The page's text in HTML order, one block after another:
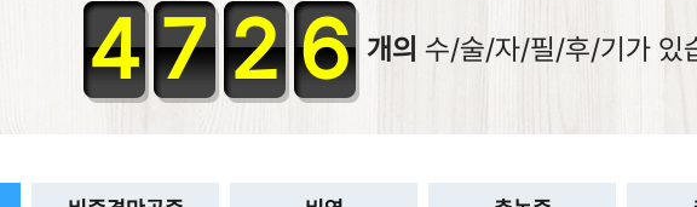
4 7 2 6 개의 수/술/자/필/후/기가 있